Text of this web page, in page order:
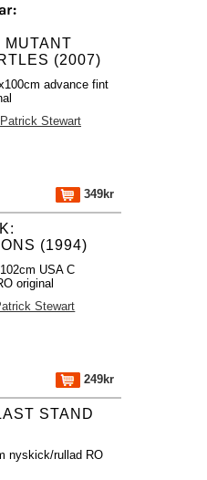
MUTANT
(2007)
advance fint
Patrick Stewart
349kr
(1994)
USA C
original
Stewart
249kr
STAND
nyskick/rullad RO